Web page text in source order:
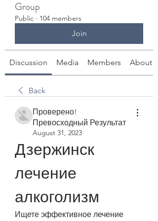
Group
Public · 104 members
Join
Discussion Media Members About
Back
Проверено!
Превосходный Результат
August 31, 2023
Дзержинск
лечение
алкоголизм
Ищете эффективное лечение